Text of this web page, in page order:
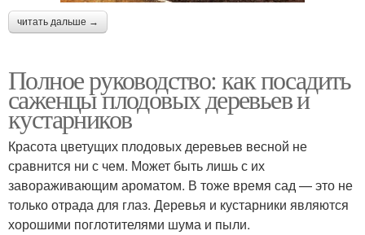
читать дальше →
Полное руководство: как посадить
саженцы плодовых деревьев и
кустарников
Красота цветущих плодовых деревьев весной не
сравнится ни с чем. Может быть лишь с их
завораживающим ароматом. В тоже время сад — это не
только отрада для глаз. Деревья и кустарники являются
хорошими поглотителями шума и пыли.